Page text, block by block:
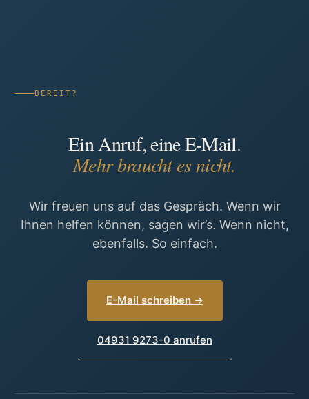
BEREIT?
Ein Anruf, eine E-Mail.
Mehr braucht es nicht.
Wir freuen uns auf das Gespräch. Wenn wir
Ihnen helfen können, sagen wir’s. Wenn nicht,
ebenfalls. So einfach.
E-Mail schreiben →
04931 9273-0 anrufen